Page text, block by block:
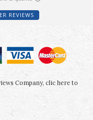
REVIEWS
Company, clic here to